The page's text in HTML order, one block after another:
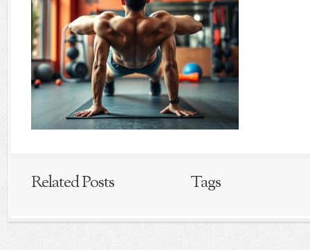
Related Posts Tags